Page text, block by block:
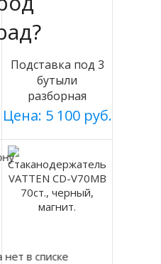
Подставка под 3
бутыли
разборная
(СЕРАЯ), Россия
Цена: 5 100 руб.
в списке